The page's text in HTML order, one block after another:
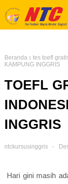
Beranda tes toefl
KAMPUNG INGGRIS
TOEFL
INGGRIS
ntckursusinggris
Hari gini masih